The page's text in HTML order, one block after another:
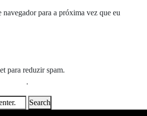
navegador para a próxima vez que eu
para reduzir spam.
.
Search